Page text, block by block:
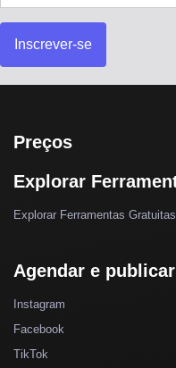
Inscrever-se
Preços
Explorar
Explorar Ferramentas Gratuitas
Agendar e
Instagram
Facebook
TikTok